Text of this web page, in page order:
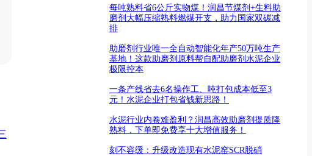
每吨熟料省6公斤实物煤！润昌节煤剂+生料助
磨剂大幅压缩熟料燃煤开支，助力国家双碳减
排
助磨剂行业唯一全自动智能化年产50万吨生产
基地！这款助磨剂原料帮自配助磨剂水泥企业
极限控本
一条产线省去6名操作工、吨打包成本低至3
元！水泥企业打包省钱新思路！
水泥行业内卷难盈利？润昌高效助磨剂提质降
熟料，下单即免费享十大增值服务！
刻不容缓：升级改造现有水泥窑SCR脱硝